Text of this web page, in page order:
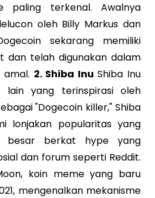
paling terkenal. Awalnya
oleh Billy Markus dan
sekarang memiliki
dan telah digunakan dalam
2. Shiba Inu Shiba Inu
lain yang terinspirasi oleh
"Dogecoin killer," Shiba
lonjakan popularitas yang
besar berkat hype yang
dan forum seperti Reddit.
koin meme yang baru
mengenalkan mekanisme